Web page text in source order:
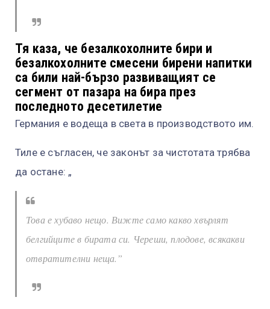
Тя каза, че безалкохолните бири и
безалкохолните смесени бирени напитки
са били най-бързо развиващият се
сегмент от пазара на бира през
последното десетилетие
Германия е водеща в света в производството им.
Тиле е съгласен, че законът за чистотата трябва
да остане: „
Това е хубаво нещо. Вижте само какво хвърлят
белгийците в бирата си. Череши, плодове, всякакви
отвратителни неща.”